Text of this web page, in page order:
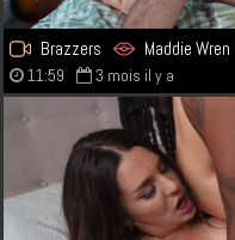
Brazzers Maddie Wren
11:59 3 mois il y a